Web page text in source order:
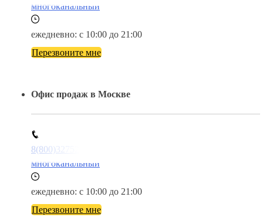
многоканальный
ежедневно: с 10:00 до 21:00
Перезвоните мне
Офис продаж в Москве
8(800)3275280
многоканальный
ежедневно: с 10:00 до 21:00
Перезвоните мне